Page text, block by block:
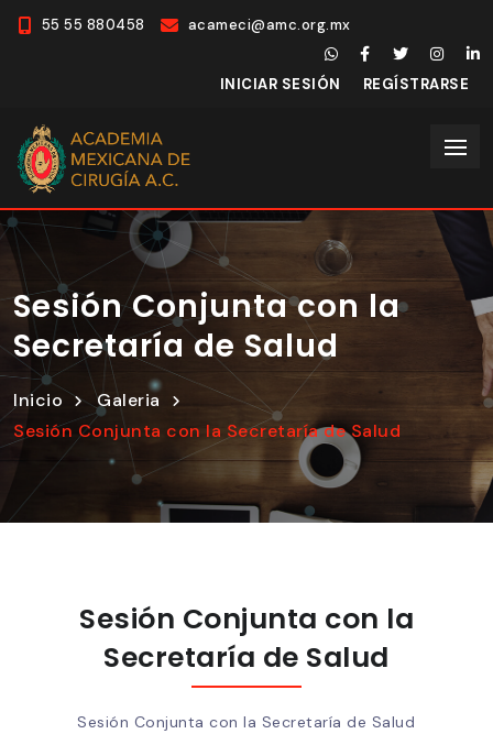
55 55 880458 acameci@amc.org.mx
INICIAR SESIÓN REGÍSTRARSE
Sesión Conjunta con la
Secretaría de Salud
Inicio
Galeria
Sesión Conjunta con la Secretaría de Salud
Sesión Conjunta con la
Secretaría de Salud
Sesión Conjunta con la Secretaría de Salud